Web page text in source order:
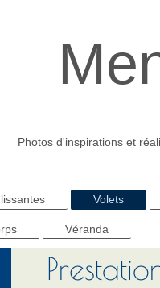
Photos d'inspirations et
Volets
Véranda